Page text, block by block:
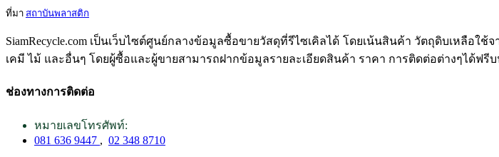
ที่มา สถาบันพลาสติก
SiamRecycle.com เป็นเว็บไซต์ศูนย์กลางข้อมูลซื้อขายวัสดุที่รีไซเคิลได้ โดยเน้นสินค้า วัตถุดิบเหลือ
เคมี ไม้ และอื่นๆ โดยผู้ซื้อและผู้ขายสามารถฝากข้อมูลรายละเอียดสินค้า ราคา การติดต่อต่างๆได้ฟรีบ
ช่องทางการติดต่อ
หมายเลขโทรศัพท์:
081 636 9447 , 02 348 8710